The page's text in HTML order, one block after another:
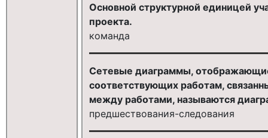
Основной структурной единицей
проекта.
команда
Сетевые диаграммы,
соответствующих работам,
между работами, называются
предшествования-следования